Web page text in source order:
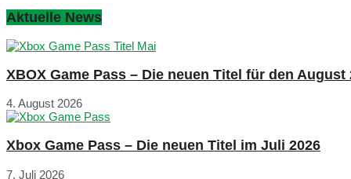
Aktuelle News
XBOX Game Pass – Die neuen Titel für den August
4. August 2026
Xbox Game Pass – Die neuen Titel im Juli 2026
7. Juli 2026